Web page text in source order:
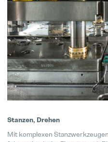
Stanzen, Drehen
Mit komplexen